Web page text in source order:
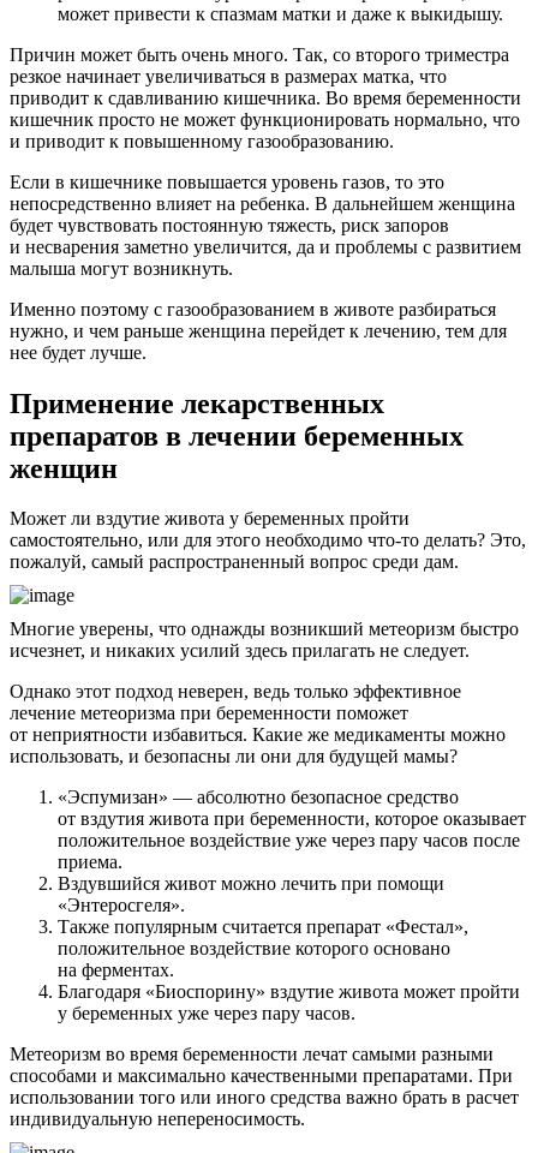
может привести к спазмам матки и даже к выкидышу.
Причин может быть очень много. Так, со второго триместра
резкое начинает увеличиваться в размерах матка, что
приводит к сдавливанию кишечника. Во время беременности
кишечник просто не может функционировать нормально, что
и приводит к повышенному газообразованию.
Если в кишечнике повышается уровень газов, то это
непосредственно влияет на ребенка. В дальнейшем женщина
будет чувствовать постоянную тяжесть, риск запоров
и несварения заметно увеличится, да и проблемы с развитием
малыша могут возникнуть.
Именно поэтому с газообразованием в животе разбираться
нужно, и чем раньше женщина перейдет к лечению, тем для
нее будет лучше.
Применение лекарственных
препаратов в лечении беременных
женщин
Может ли вздутие живота у беременных пройти
самостоятельно, или для этого необходимо что-то делать? Это,
пожалуй, самый распространенный вопрос среди дам.
Многие уверены, что однажды возникший метеоризм быстро
исчезнет, и никаких усилий здесь прилагать не следует.
Однако этот подход неверен, ведь только эффективное
лечение метеоризма при беременности поможет
от неприятности избавиться. Какие же медикаменты можно
использовать, и безопасны ли они для будущей мамы?
«Эспумизан» — абсолютно безопасное средство
от вздутия живота при беременности, которое оказывает
положительное воздействие уже через пару часов после
приема.
Вздувшийся живот можно лечить при помощи
«Энтеросгеля».
Также популярным считается препарат «Фестал»,
положительное воздействие которого основано
на ферментах.
Благодаря «Биоспорину» вздутие живота может пройти
у беременных уже через пару часов.
Метеоризм во время беременности лечат самыми разными
способами и максимально качественными препаратами. При
использовании того или иного средства важно брать в расчет
индивидуальную непереносимость.